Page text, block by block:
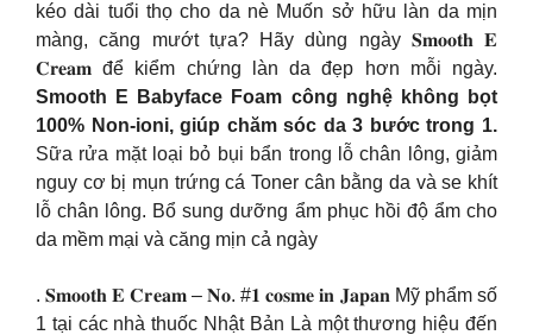
kéo dài tuổi thọ cho da nè Muốn sở hữu làn da mịn
màng, căng mướt tựa? Hãy dùng ngày 𝐒𝐦𝐨𝐨𝐭𝐡 𝐄
𝐂𝐫𝐞𝐚𝐦 để kiểm chứng làn da đẹp hơn mỗi ngày.
Smooth E Babyface Foam công nghệ không bọt
100% Non-ioni, giúp chăm sóc da 3 bước trong 1.
Sữa rửa mặt loại bỏ bụi bẩn trong lỗ chân lông, giảm
nguy cơ bị mụn trứng cá Toner cân bằng da và se khít
lỗ chân lông. Bổ sung dưỡng ẩm phục hồi độ ẩm cho
da mềm mại và căng mịn cả ngày
. 𝐒𝐦𝐨𝐨𝐭𝐡 𝐄 𝐂𝐫𝐞𝐚𝐦 – 𝐍𝐨. #𝟏 𝐜𝐨𝐬𝐦𝐞 𝐢𝐧 𝐉𝐚𝐩𝐚𝐧 Mỹ phẩm số
1 tại các nhà thuốc Nhật Bản Là một thương hiệu đến